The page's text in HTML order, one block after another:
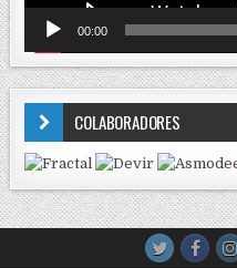
00:00
COLABORADORES